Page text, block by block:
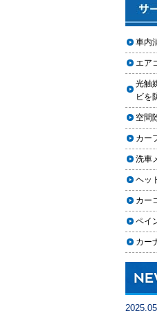
車の
場と
車の
手順
【
「科
を防
論
車内
る？
界を
車内
共通
断ミス
車内
エア
光触
ビを
空間
カー
洗車
ヘッ
カー
ペイ
カー